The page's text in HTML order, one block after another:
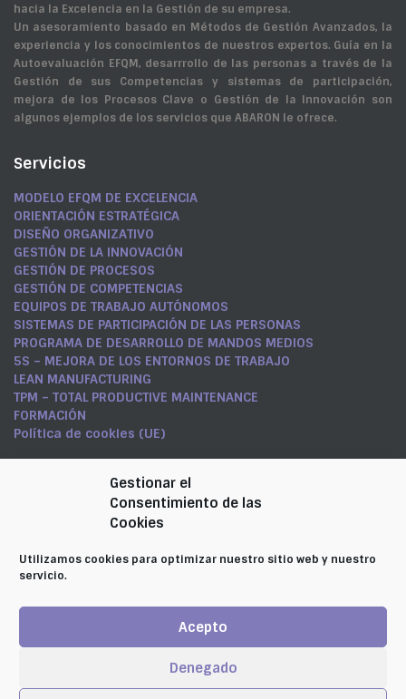
Gestionar el
Consentimiento de las
Cookies
Utilizamos cookies para optimizar nuestro sitio web y nuestro
servicio.
Acepto
Denegado
MODELO EFQM DE EXCELENCIA
hacia la Excelencia en la Gestión de su empresa.
Un asesoramiento basado en Métodos de Gestión Avanzados, la
experiencia y los conocimientos de nuestros expertos. Guía en la
Autoevaluación EFQM, desarrrollo de las personas a través de la
Gestión de sus Competencias y sistemas de participación,
mejora de los Procesos Clave o Gestión de la Innovación son
algunos ejemplos de los servicios que ABARON le ofrece.
Servicios
MODELO EFQM DE EXCELENCIA
ORIENTACIÓN ESTRATÉGICA
DISEÑO ORGANIZATIVO
GESTIÓN DE LA INNOVACIÓN
GESTIÓN DE PROCESOS
GESTIÓN DE COMPETENCIAS
EQUIPOS DE TRABAJO AUTÓNOMOS
SISTEMAS DE PARTICIPACIÓN DE LAS PERSONAS
PROGRAMA DE DESARROLLO DE MANDOS MEDIOS
5S – MEJORA DE LOS ENTORNOS DE TRABAJO
LEAN MANUFACTURING
TPM – TOTAL PRODUCTIVE MAINTENANCE
FORMACIÓN
Política de cookies (UE)
CARMEN RAMÍREZ NICOLÁS
☏ 947291188
✉ Calle Delicias, 5 09005 - Burgos
Política de Privacidad